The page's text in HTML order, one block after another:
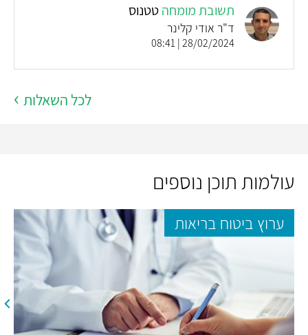
תשובת מומחהטטנוס
ד"ר אודי קלינר
28/02/2024 | 08:41
לכל השאלות
עולמות תוכן נוספים
ערוץ ביטוח בריאות